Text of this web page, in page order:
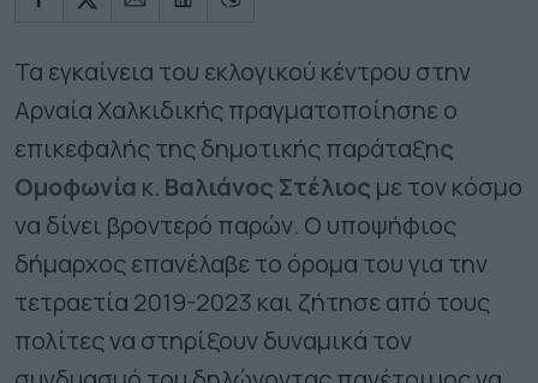
Τα εγκαίνεια του εκλογικού κέντρου στην
Αρναία Χαλκιδικής πραγματοποίησηε ο
επικεφαλής της δημοτικής παράταξης
Ομοφωνία κ. Βαλιάνος Στέλιος με τον κόσμο
να δίνει βροντερό παρών. Ο υποψήφιος
δήμαρχος επανέλαβε το όρομα του για την
τετραετία 2019-2023 και ζήτησε από τους
πολίτες να στηρίξουν δυναμικά τον